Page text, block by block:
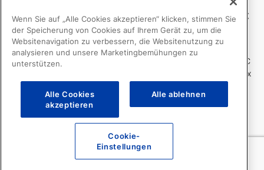
Netzteilhalterung für Gerätecarts VHRC/RC
RST-0008-25
Netzteilhalterung für Rückseite von Gerätecarts VHRC/RC
Max. Netzteilgröße: B 5,75″ (14,6 cm) x L 18″ (45,7 cm) x
Mit Klettbändern
Max. Gewicht: 13,6 kg
Vorsicht: Verwenden Sie diese Netzteilhalterung nicht für
Netzteile, die größer als die Ablage oder schwerer als 13,6 kg
Wenn Sie auf „Alle Cookies akzeptieren“ klicken, stimmen Sie
der Speicherung von Cookies auf Ihrem Gerät zu, um die
Websitenavigation zu verbessern, die Websitenutzung zu
analysieren und unsere Marketingbemühungen zu
unterstützen.
Alle Cookies
akzeptieren
Alle ablehnen
Cookie-
Einstellungen